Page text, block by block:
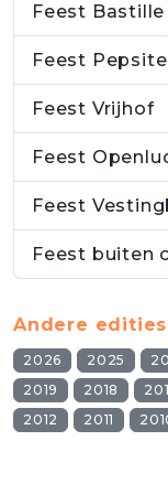
Feest Bastille
Feest
Feest Vrijhof
Feest
Feest
Feest buiten
Andere edities
2026 2025
2019
2018
2012
2011